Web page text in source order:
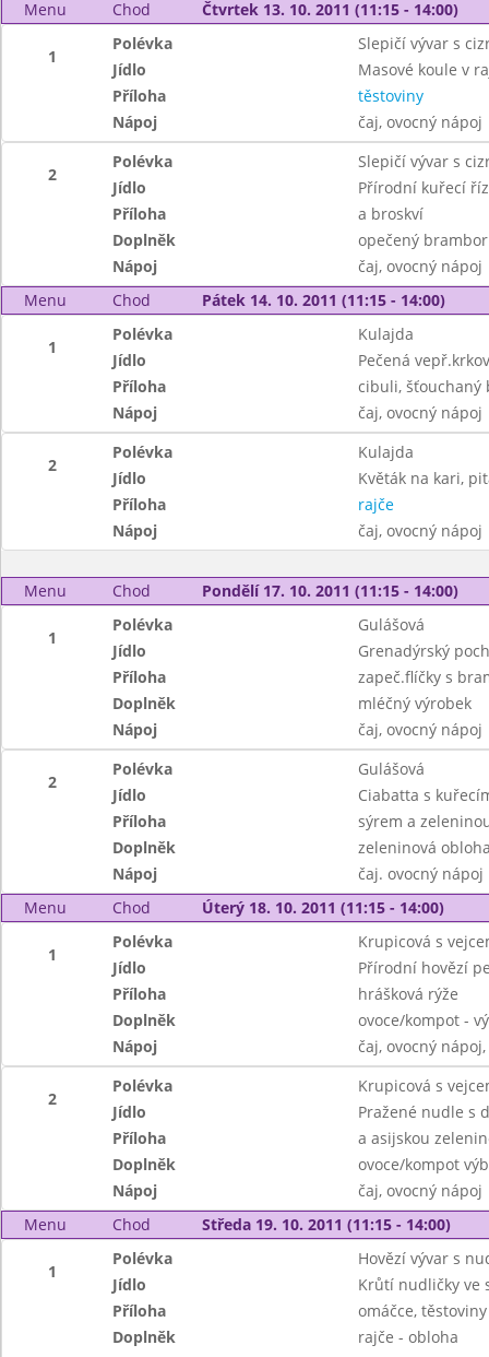
Menu
Chod Čtvrtek 13. 10. 2011 (11:15 - 14:00)
1
Polévka
Slepičí vývar s
Jídlo
Masové koule v
Příloha
těstoviny
Nápoj
čaj, ovocný nápoj
2
Polévka
Slepičí vývar s
Jídlo
Přírodní kuřecí
Příloha
a broskví
Doplněk
opečený brambor
Nápoj
čaj, ovocný nápoj
Menu
Chod Pátek 14. 10. 2011 (11:15 - 14:00)
1
Polévka
Kulajda
Jídlo
Pečená
Příloha
cibuli, šťouchaný
Nápoj
čaj, ovocný nápoj
2
Polévka
Kulajda
Jídlo
Květák na kari,
Příloha
rajče
Nápoj
čaj, ovocný nápoj
Menu Chod Pondělí 17. 10. 2011 (11:15 - 14:00)
1
Polévka
Gulášová
Jídlo
Grenadýrský
Příloha
zapeč.flíčky s
Doplněk
mléčný výrobek
Nápoj
čaj, ovocný nápoj
2
Polévka
Gulášová
Jídlo
Ciabatta s
Příloha
sýrem a
Doplněk
zeleninová
Nápoj
čaj. ovocný nápoj
Menu
Chod Úterý 18. 10. 2011 (11:15 - 14:00)
1
Polévka
Krupicová s
Jídlo
Přírodní hovězí
Příloha
hrášková rýže
Doplněk
ovoce/kompot -
Nápoj
čaj, ovocný
2
Polévka
Krupicová s
Jídlo
Pražené nudle s
Příloha
a asijskou
Doplněk
ovoce/kompot
Nápoj
čaj, ovocný nápoj
Menu
Chod Středa 19. 10. 2011 (11:15 - 14:00)
1
Polévka
Hovězí vývar s
Jídlo
Krůtí nudličky ve
Příloha
omáčce, těstoviny
Doplněk
rajče - obloha